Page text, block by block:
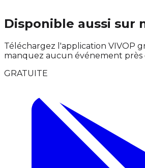
Disponible aussi sur
Téléchargez l'application VIVOP
manquez aucun événement près
GRATUITE